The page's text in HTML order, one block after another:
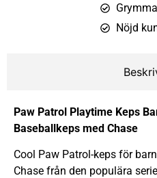
Nöjd
Paw Patrol Playtime Keps
Baseballkeps med Chase
Cool Paw Patrol-keps för
Chase från den populära